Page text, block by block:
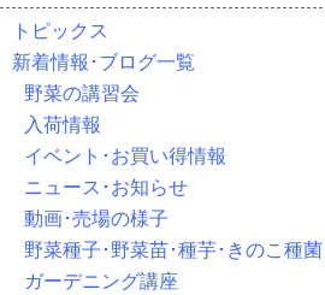
トピックス
新着情報･ブログ一覧
野菜の講習会
入荷情報
イベント･お買い得情報
ニュース･お知らせ
動画･売場の様子
野菜種子･野菜苗･種芋･きのこ種菌
ガーデニング講座